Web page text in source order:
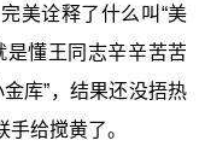
美诠释了什么叫“美
是懂王同志辛辛苦苦
库”，结果还没捂热
给搅黄了。